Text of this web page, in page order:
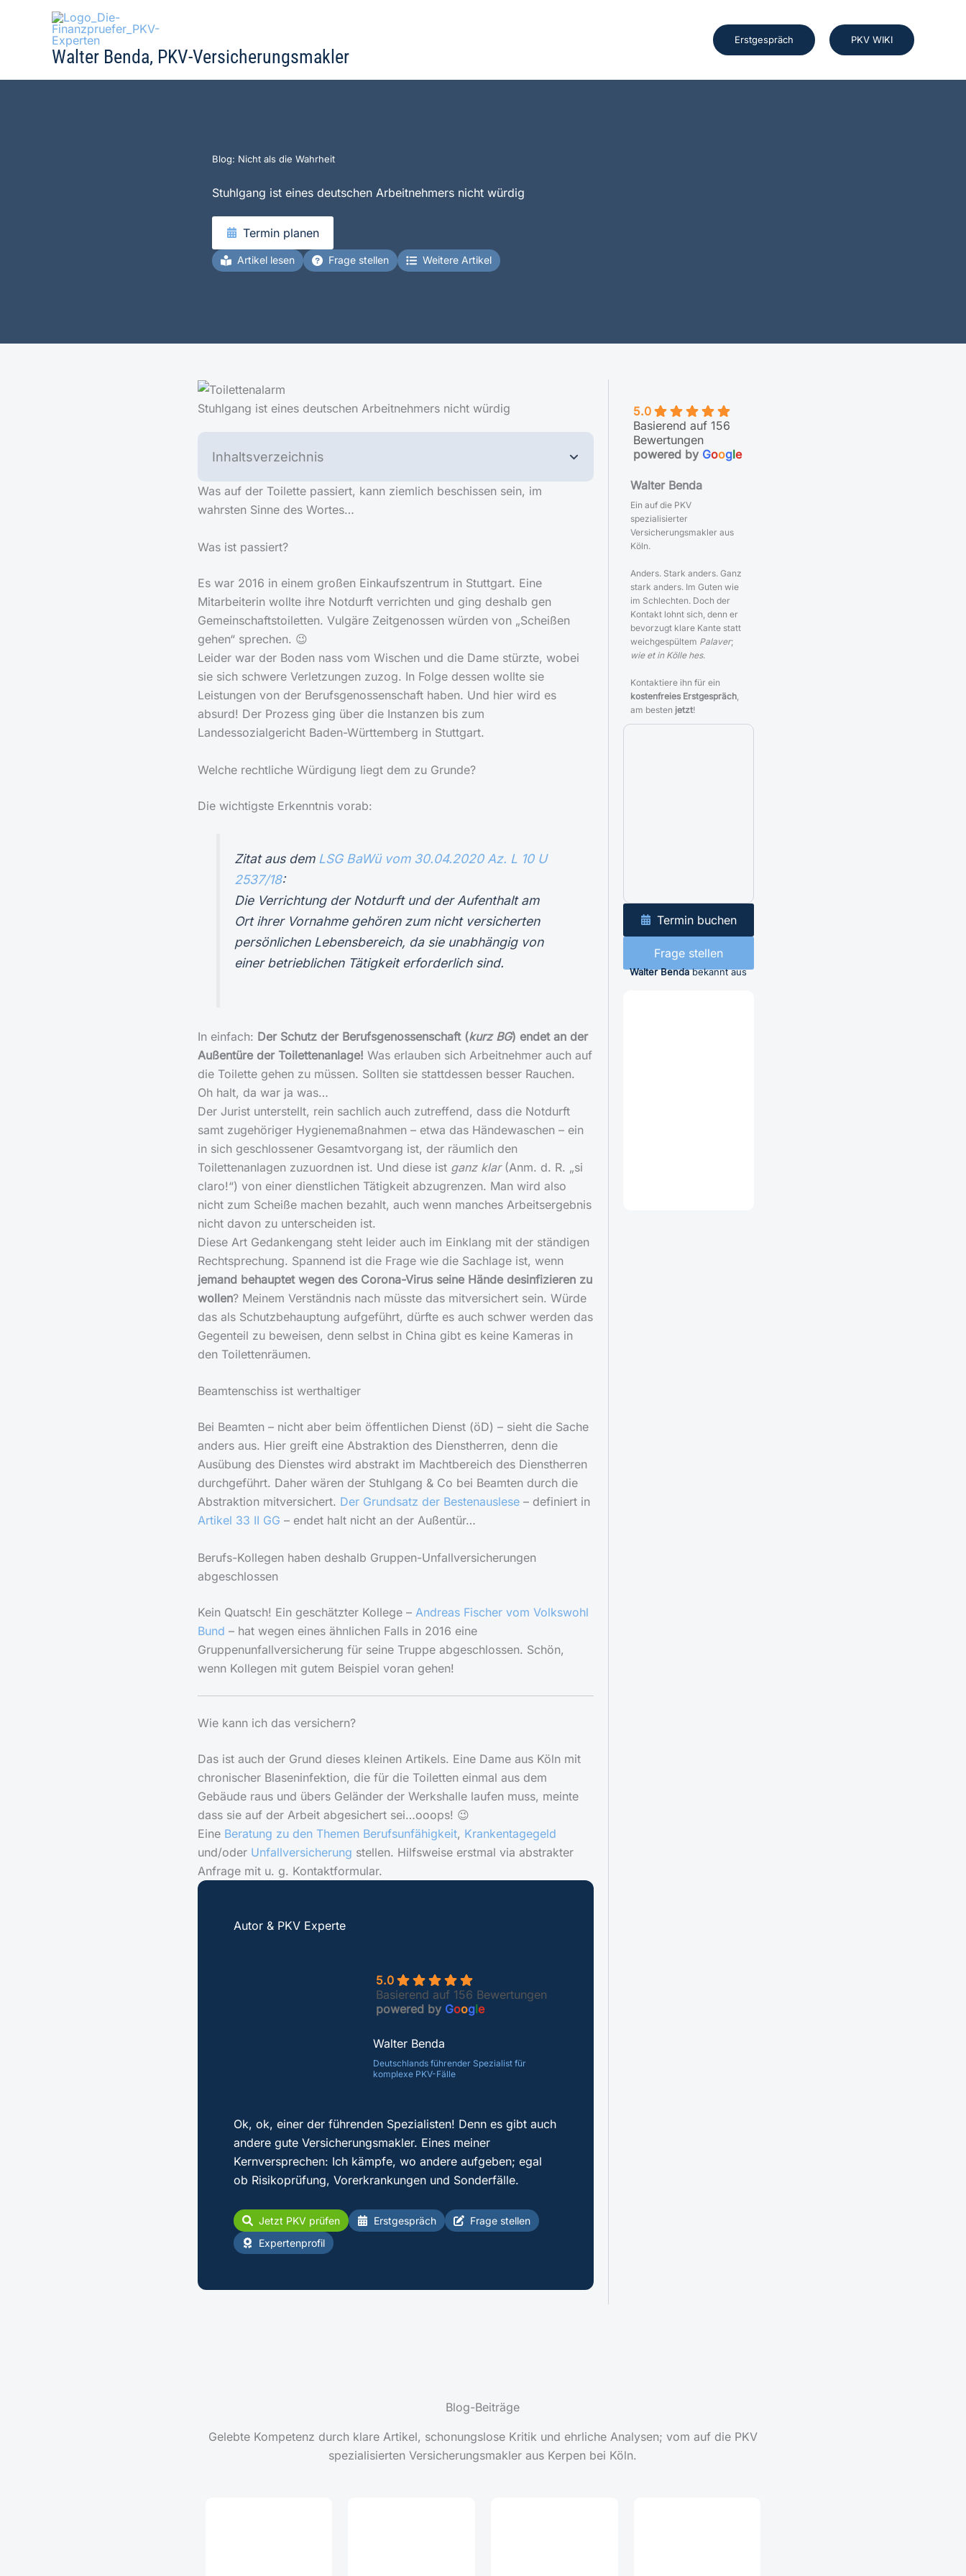
Walter Benda, PKV-Versicherungsmakler
Erstgespräch PKV WIKI
Blog: Nicht als die Wahrheit
Stuhlgang ist eines deutschen Arbeitnehmers nicht würdig
Termin planen
Artikel lesen Frage stellen Weitere Artikel
Stuhlgang ist eines deutschen Arbeitnehmers nicht würdig
Inhaltsverzeichnis
Was auf der Toilette passiert, kann ziemlich beschissen sein, im
wahrsten Sinne des Wortes…
Was ist passiert?
Es war 2016 in einem großen Einkaufszentrum in Stuttgart. Eine
Mitarbeiterin wollte ihre Notdurft verrichten und ging deshalb gen
Gemeinschaftstoiletten. Vulgäre Zeitgenossen würden von „Scheißen
gehen“ sprechen. 😉
Leider war der Boden nass vom Wischen und die Dame stürzte, wobei
sie sich schwere Verletzungen zuzog. In Folge dessen wollte sie
Leistungen von der Berufsgenossenschaft haben. Und hier wird es
absurd! Der Prozess ging über die Instanzen bis zum
Landessozialgericht Baden-Württemberg in Stuttgart.
Welche rechtliche Würdigung liegt dem zu Grunde?
Die wichtigste Erkenntnis vorab:
Zitat aus dem LSG BaWü vom 30.04.2020 Az. L 10 U
2537/18:
Die Verrichtung der Notdurft und der Aufenthalt am
Ort ihrer Vornahme gehören zum nicht versicherten
persönlichen Lebensbereich, da sie unabhängig von
einer betrieblichen Tätigkeit erforderlich sind.
In einfach: Der Schutz der Berufsgenossenschaft (kurz BG) endet an der
Außentüre der Toilettenanlage! Was erlauben sich Arbeitnehmer auch auf
die Toilette gehen zu müssen. Sollten sie stattdessen besser Rauchen.
Oh halt, da war ja was…
Der Jurist unterstellt, rein sachlich auch zutreffend, dass die Notdurft
samt zugehöriger Hygienemaßnahmen – etwa das Händewaschen – ein
in sich geschlossener Gesamtvorgang ist, der räumlich den
Toilettenanlagen zuzuordnen ist. Und diese ist ganz klar(Anm. d. R. „si
claro!“) von einer dienstlichen Tätigkeit abzugrenzen. Man wird also
nicht zum Scheiße machen bezahlt, auch wenn manches Arbeitsergebnis
nicht davon zu unterscheiden ist.
Diese Art Gedankengang steht leider auch im Einklang mit der ständigen
Rechtsprechung. Spannend ist die Frage wie die Sachlage ist, wenn
jemand behauptet wegen des Corona-Virus seine Hände desinfizieren zu
wollen? Meinem Verständnis nach müsste das mitversichert sein. Würde
das als Schutzbehauptung aufgeführt, dürfte es auch schwer werden das
Gegenteil zu beweisen, denn selbst in China gibt es keine Kameras in
den Toilettenräumen.
Beamtenschiss ist werthaltiger
Bei Beamten – nicht aber beim öffentlichen Dienst (öD) – sieht die Sache
anders aus. Hier greift eine Abstraktion des Dienstherren, denn die
Ausübung des Dienstes wird abstrakt im Machtbereich des Dienstherren
durchgeführt. Daher wären der Stuhlgang & Co bei Beamten durch die
Abstraktion mitversichert. Der Grundsatz der Bestenauslese– definiert in
Artikel 33 II GG – endet halt nicht an der Außentür…
Berufs-Kollegen haben deshalb Gruppen-Unfallversicherungen
abgeschlossen
Kein Quatsch! Ein geschätzter Kollege – Andreas Fischer vom Volkswohl
Bund – hat wegen eines ähnlichen Falls in 2016 eine
Gruppenunfallversicherung für seine Truppe abgeschlossen. Schön,
wenn Kollegen mit gutem Beispiel voran gehen!
Wie kann ich das versichern?
Das ist auch der Grund dieses kleinen Artikels. Eine Dame aus Köln mit
chronischer Blaseninfektion, die für die Toiletten einmal aus dem
Gebäude raus und übers Geländer der Werkshalle laufen muss, meinte
dass sie auf der Arbeit abgesichert sei…ooops! 😉
Eine Beratung zu den Themen Berufsunfähigkeit, Krankentagegeld
und/oder Unfallversicherung stellen. Hilfsweise erstmal via abstrakter
Anfrage mit u. g. Kontaktformular.
Autor & PKV Experte
5.0
Basierend auf 156 Bewertungen
powered by Google
Walter Benda
Deutschlands führender Spezialist für
komplexe PKV-Fälle
Ok, ok, einer der führenden Spezialisten! Denn es gibt auch
andere gute Versicherungsmakler. Eines meiner
Kernversprechen: Ich kämpfe, wo andere aufgeben; egal
ob Risikoprüfung, Vorerkrankungen und Sonderfälle.
Jetzt PKV prüfen Erstgespräch
Frage stellen
Expertenprofil
5.0
Basierend auf 156
Bewertungen
powered by Google
Walter Benda
Ein auf die PKV
spezialisierter
Versicherungsmakler aus
Köln.
Anders. Stark anders. Ganz
stark anders. Im Guten wie
im Schlechten. Doch der
Kontakt lohnt sich, denn er
bevorzugt klare Kante statt
weichgespültem Palaver;
wie et in Kölle hes.
Kontaktiere ihn für ein
kostenfreies Erstgespräch,
am besten jetzt!
Termin buchen
Frage stellen
Walter Bendabekannt aus
Blog-Beiträge
Gelebte Kompetenz durch klare Artikel, schonungslose Kritik und ehrliche Analysen; vom auf die PKV
spezialisierten Versicherungsmakler aus Kerpen bei Köln.